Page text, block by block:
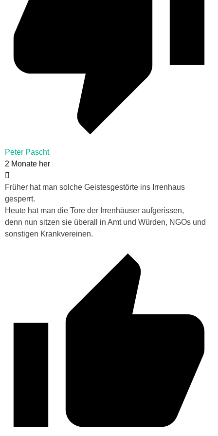
Peter Pascht
2 Monate her
Früher hat man solche Geistesgestörte ins Irrenhaus
gesperrt.
Heute hat man die Tore der Irrenhäuser aufgerissen,
denn nun sitzen sie überall in Amt und Würden, NGOs und
sonstigen Krankvereinen.